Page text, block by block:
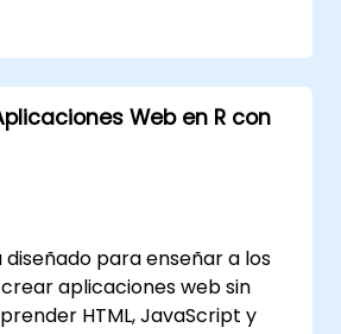
Web en R con
diseñado para enseñar a los
crear aplicaciones web sin
HTML, JavaScript y